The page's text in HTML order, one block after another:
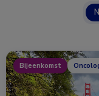
Bijeenkomst